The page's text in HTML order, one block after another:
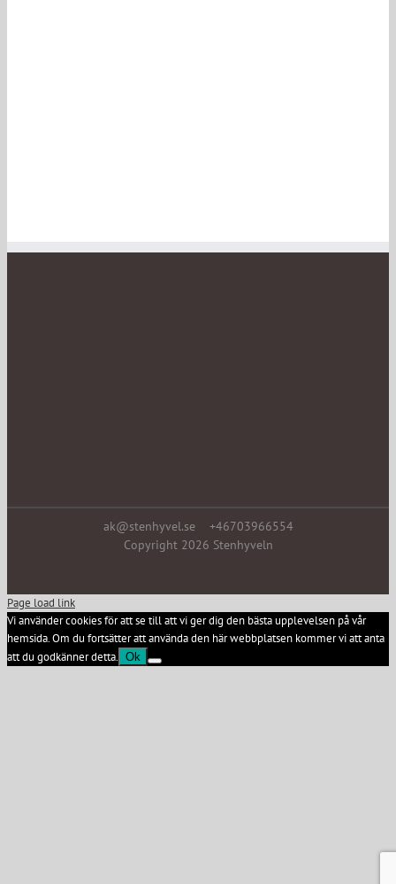
ak@stenhyvel.se +46703966554
Copyright 2026 Stenhyveln
Page load link
Vi använder cookies för att se till att vi ger dig den bästa upplevelsen på vår
hemsida. Om du fortsätter att använda den här webbplatsen kommer vi att anta
att du godkänner detta. Ok